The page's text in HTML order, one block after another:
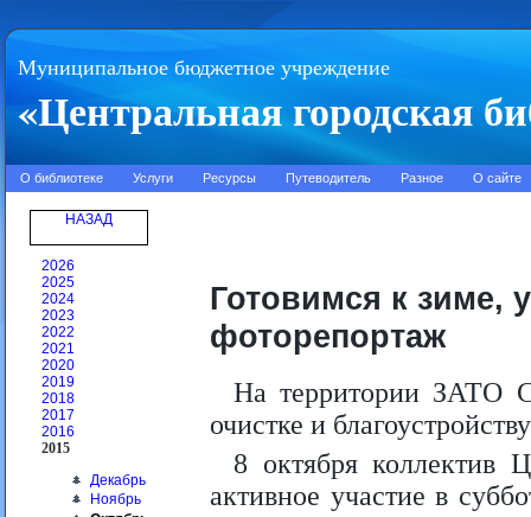
Муниципальное бюджетное учреждение
«Центральная городская
О библиотеке Услуги Ресурсы Путеводитель Разное О сайте
НАЗАД
2026
2025
2024
2023
2022
2021
2020
2019
2018
2017
2016
2015
Декабрь
Ноябрь
Готовимся к зиме,
фоторепортаж
На территории ЗАТО
очистке и
8 октября коллектив
активное участие в